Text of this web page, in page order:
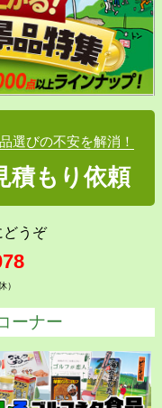
選びの不安を解消！
積もり依頼
どうぞ
）
ーナー